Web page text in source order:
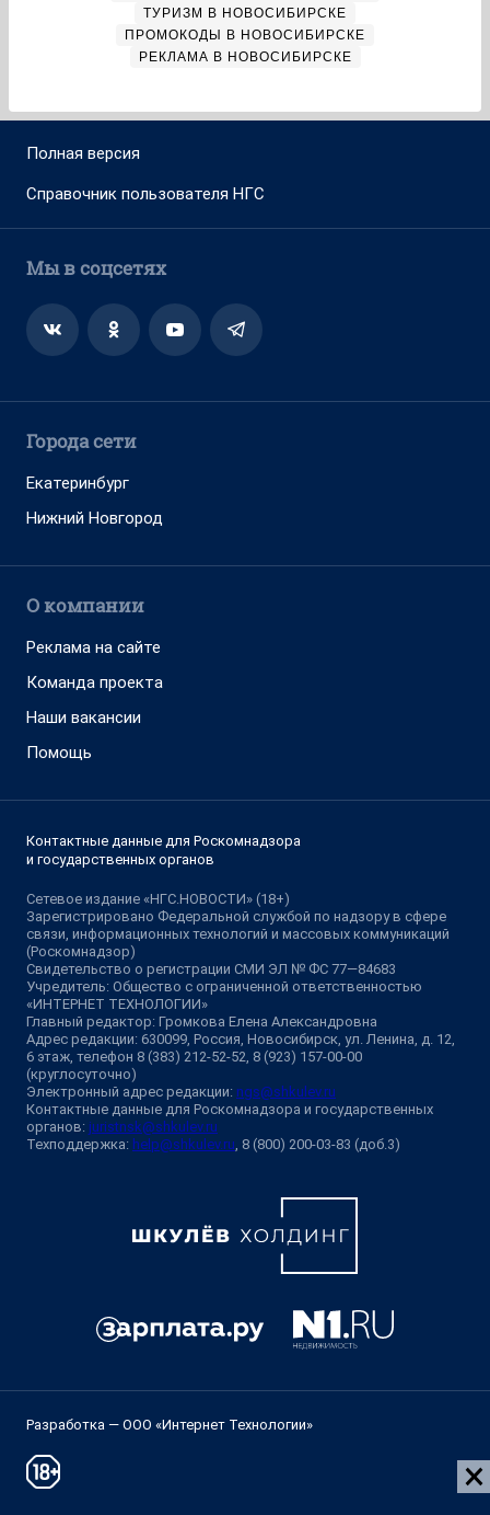
ТУРИЗМ В НОВОСИБИРСКЕ
ПРОМОКОДЫ В НОВОСИБИРСКЕ
РЕКЛАМА В НОВОСИБИРСКЕ
Полная версия
Справочник пользователя НГС
Мы в соцсетях
Города сети
Екатеринбург
Нижний Новгород
О компании
Реклама на сайте
Команда проекта
Наши вакансии
Помощь
Контактные данные для Роскомнадзора
и государственных органов
Сетевое издание «НГС.НОВОСТИ» (18+)
Зарегистрировано Федеральной службой по надзору в сфере
связи, информационных технологий и массовых коммуникаций
(Роскомнадзор)
Свидетельство о регистрации СМИ ЭЛ № ФС 77—84683
Учредитель: Общество с ограниченной ответственностью
«ИНТЕРНЕТ ТЕХНОЛОГИИ»
Главный редактор: Громкова Елена Александровна
Адрес редакции: 630099, Россия, Новосибирск, ул. Ленина, д. 12,
6 этаж, телефон 8 (383) 212-52-52, 8 (923) 157-00-00
(круглосуточно)
Электронный адрес редакции: ngs@shkulev.ru
Контактные данные для Роскомнадзора и государственных
органов: juristnsk@shkulev.ru
Техподдержка: help@shkulev.ru , 8 (800) 200-03-83 (доб.3)
Разработка — ООО «Интернет Технологии»